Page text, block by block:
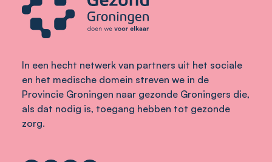
In een hecht netwerk van partners uit het sociale
en het medische domein streven we in de
Provincie Groningen naar gezonde Groningers die,
als dat nodig is, toegang hebben tot gezonde
zorg.